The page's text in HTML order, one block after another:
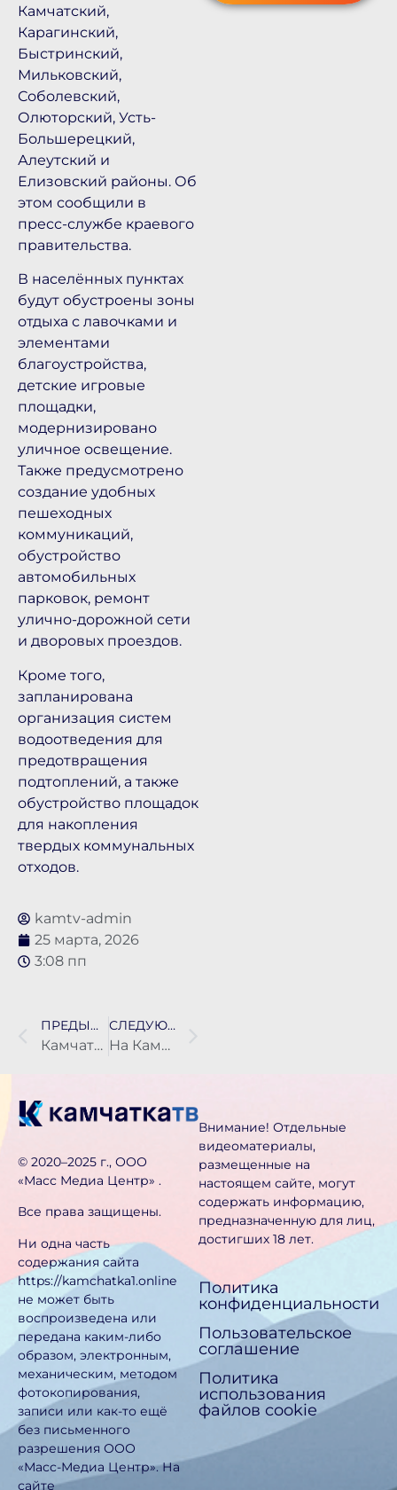
Камчатский,
Карагинский,
Быстринский,
Мильковский,
Соболевский,
Олюторский, Усть-
Большерецкий,
Алеутский и
Елизовский районы. Об
этом сообщили в
пресс-службе краевого
правительства.
В населённых пунктах
будут обустроены зоны
отдыха с лавочками и
элементами
благоустройства,
детские игровые
площадки,
модернизировано
уличное освещение.
Также предусмотрено
создание удобных
пешеходных
коммуникаций,
обустройство
автомобильных
парковок, ремонт
улично-дорожной сети
и дворовых проездов.
Кроме того,
запланирована
организация систем
водоотведения для
предотвращения
подтоплений, а также
обустройство площадок
для накопления
твердых коммунальных
отходов.
kamtv-admin
25 марта, 2026
3:08 пп
ПРЕДЫДУЩАЯ НОВОСТЬ
Камчатские спасатели приступили к освоению новых беспилотных комплексов
СЛЕДУЮЩАЯ НОВОСТЬ
На Камчатке продолжают искать женщину, бросившую новорождённого на свалке
©️ 2020–2025 г., ООО
«Масс Медиа Центр» .
Все права защищены.
Ни одна часть
содержания сайта
https://kamchatka1.online
не может быть
воспроизведена или
передана каким-либо
образом, электронным,
механическим, методом
фотокопирования,
записи или как-то ещё
без письменного
разрешения ООО
«Масс-Медиа Центр». На
сайте
Внимание! Отдельные
видеоматериалы,
размещенные на
настоящем сайте, могут
содержать информацию,
предназначен­ную для лиц,
достигших 18 лет.
Политика
конфиденциальности
Пользовательское
соглашение
Политика
использования
файлов cookie